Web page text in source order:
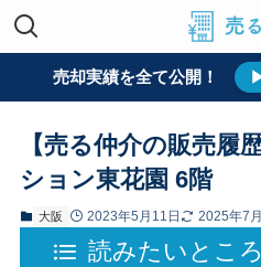
売却実績を全て公開！
ホーム 売却実績 すべて 大阪
【売る仲介の販売履
ション東花園 6階
大阪 2023年5月11日 2025年7
読みたいとこ